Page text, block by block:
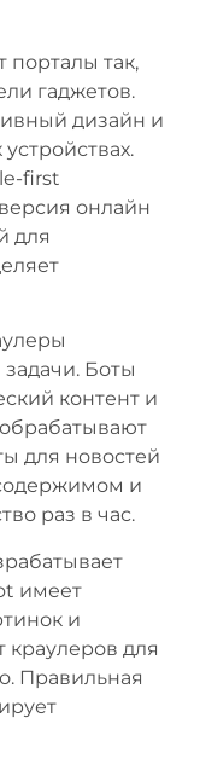
так,
гаджетов.
дизайн и
first
онлайн
для
Боты
контент и
для новостей
и
раз в час.
имеет
и
краулеров для
Правильная